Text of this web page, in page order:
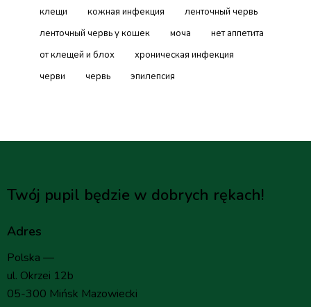
клещи
кожная инфекция
ленточный червь
ленточный червь у кошек
моча
нет аппетита
от клещей и блох
хроническая инфекция
черви
червь эпилепсия
Twój pupil będzie w dobrych rękach!
Adres
Polska —
ul. Okrzei 12b
05-300 Mińsk Mazowiecki